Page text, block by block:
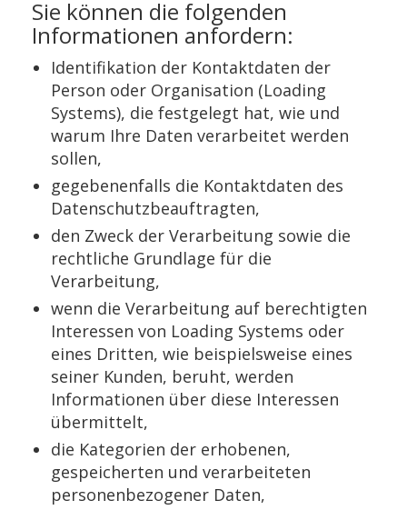
Sie können die folgenden
Informationen anfordern:
Identifikation der Kontaktdaten der
Person oder Organisation (Loading
Systems), die festgelegt hat, wie und
warum Ihre Daten verarbeitet werden
sollen,
gegebenenfalls die Kontaktdaten des
Datenschutzbeauftragten,
den Zweck der Verarbeitung sowie die
rechtliche Grundlage für die
Verarbeitung,
wenn die Verarbeitung auf berechtigten
Interessen von Loading Systems oder
eines Dritten, wie beispielsweise eines
seiner Kunden, beruht, werden
Informationen über diese Interessen
übermittelt,
die Kategorien der erhobenen,
gespeicherten und verarbeiteten
personenbezogener Daten,